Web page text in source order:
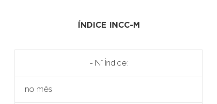
ÍNDICE INCC-M
- N° Índice:
no mês